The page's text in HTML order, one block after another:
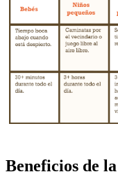
Beneficios de